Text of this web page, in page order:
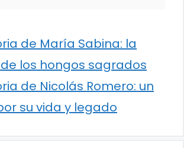
de María Sabina: la
los hongos sagrados
de Nicolás Romero: un
su vida y legado